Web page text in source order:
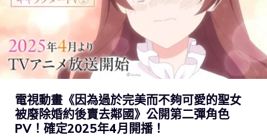
電視動畫《因為過於完美而不夠可愛的聖女
被廢除婚約後賣去鄰國》公開第二彈角色
PV！確定2025年4月開播！